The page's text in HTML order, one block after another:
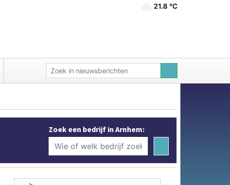
21.8 ℃
Zoek een bedrijf in Arnhem: